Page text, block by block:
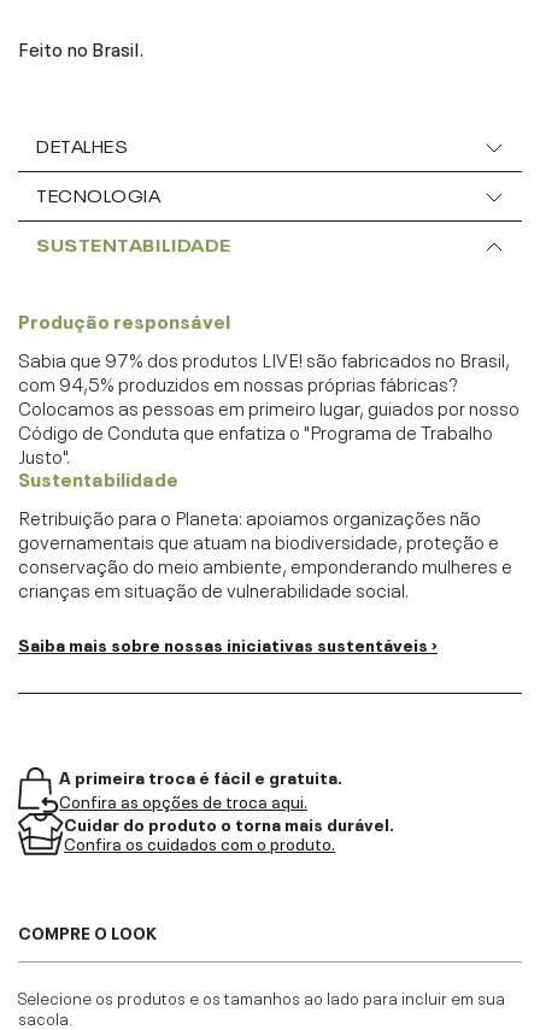
Feito no Brasil.
DETALHES
TECNOLOGIA
SUSTENTABILIDADE
Produção responsável
Sabia que 97% dos produtos LIVE! são fabricados no Brasil,
com 94,5% produzidos em nossas próprias fábricas?
Colocamos as pessoas em primeiro lugar, guiados por nosso
Código de Conduta que enfatiza o "Programa de Trabalho
Justo".
Sustentabilidade
Retribuição para o Planeta: apoiamos organizações não
governamentais que atuam na biodiversidade, proteção e
conservação do meio ambiente, emponderando mulheres e
crianças em situação de vulnerabilidade social.
Saiba mais sobre nossas iniciativas sustentáveis ›
A primeira troca é fácil e gratuita.
Confira as opções de troca aqui.
Cuidar do produto o torna mais durável.
Confira os cuidados com o produto.
COMPRE O LOOK
Selecione os produtos e os tamanhos ao lado para incluir em sua
sacola.